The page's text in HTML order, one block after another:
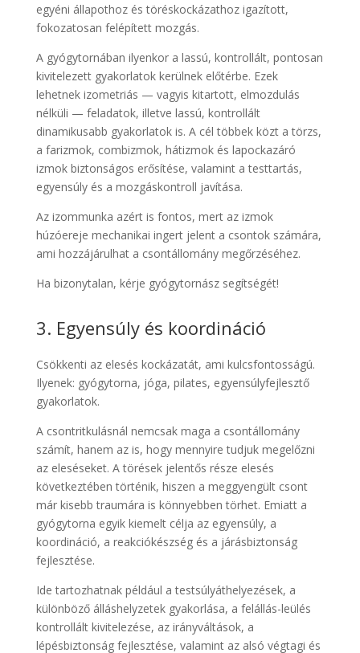
egyéni állapothoz és töréskockázathoz igazított,
fokozatosan felépített mozgás.
A gyógytornában ilyenkor a lassú, kontrollált, pontosan
kivitelezett gyakorlatok kerülnek előtérbe. Ezek
lehetnek izometriás — vagyis kitartott, elmozdulás
nélküli — feladatok, illetve lassú, kontrollált
dinamikusabb gyakorlatok is. A cél többek közt a törzs,
a farizmok, combizmok, hátizmok és lapockazáró
izmok biztonságos erősítése, valamint a testtartás,
egyensúly és a mozgáskontroll javítása.
Az izommunka azért is fontos, mert az izmok
húzóereje mechanikai ingert jelent a csontok számára,
ami hozzájárulhat a csontállomány megőrzéséhez.
Ha bizonytalan, kérje gyógytornász segítségét!
3. Egyensúly és koordináció
Csökkenti az elesés kockázatát, ami kulcsfontosságú.
Ilyenek: gyógytorna, jóga, pilates, egyensúlyfejlesztő
gyakorlatok.
A csontritkulásnál nemcsak maga a csontállomány
számít, hanem az is, hogy mennyire tudjuk megelőzni
az eleséseket. A törések jelentős része elesés
következtében történik, hiszen a meggyengült csont
már kisebb traumára is könnyebben törhet. Emiatt a
gyógytorna egyik kiemelt célja az egyensúly, a
koordináció, a reakciókészség és a járásbiztonság
fejlesztése.
Ide tartozhatnak például a testsúlyáthelyezések, a
különböző álláshelyzetek gyakorlása, a felállás-leülés
kontrollált kivitelezése, az irányváltások, a
lépésbiztonság fejlesztése, valamint az alsó végtagi és